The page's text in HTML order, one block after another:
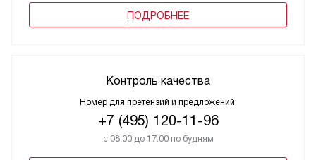
ПОДРОБНЕЕ
Контроль качества
Номер для претензий и предложений:
+7 (495) 120-11-96
с 08:00 до 17:00 по будням